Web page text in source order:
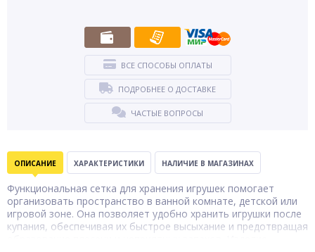
ВСЕ СПОСОБЫ ОПЛАТЫ
ПОДРОБНЕЕ О ДОСТАВКЕ
ЧАСТЫЕ ВОПРОСЫ
ОПИСАНИЕ ХАРАКТЕРИСТИКИ НАЛИЧИЕ В МАГАЗИНАХ
Функциональная сетка для хранения игрушек помогает
организовать пространство в ванной комнате, детской или
игровой зоне. Она позволяет удобно хранить игрушки после
купания, обеспечивая их быстрое высыхание и предотвращая